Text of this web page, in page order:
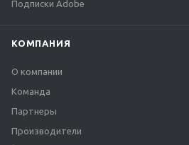
Подписки Adobe
КОМПАНИЯ
О компании
Команда
Партнеры
Производители